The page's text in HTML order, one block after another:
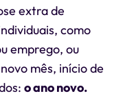
extra de
como
emprego, ou
mês, início de
o ano novo.